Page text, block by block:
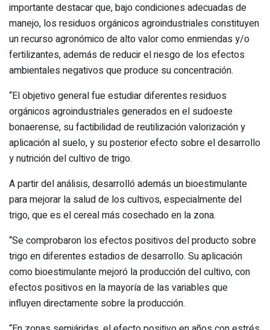
importante destacar que, bajo condiciones adecuadas de
manejo, los residuos orgánicos agroindustriales constituyen
un recurso agronómico de alto valor como enmiendas y/o
fertilizantes, además de reducir el riesgo de los efectos
ambientales negativos que produce su concentración.
“El objetivo general fue estudiar diferentes residuos
orgánicos agroindustriales generados en el sudoeste
bonaerense, su factibilidad de reutilización valorización y
aplicación al suelo, y su posterior efecto sobre el desarrollo
y nutrición del cultivo de trigo.
A partir del análisis, desarrolló además un bioestimulante
para mejorar la salud de los cultivos, especialmente del
trigo, que es el cereal más cosechado en la zona.
“Se comprobaron los efectos positivos del producto sobre
trigo en diferentes estadios de desarrollo. Su aplicación
como bioestimulante mejoró la producción del cultivo, con
efectos positivos en la mayoría de las variables que
influyen directamente sobre la producción.